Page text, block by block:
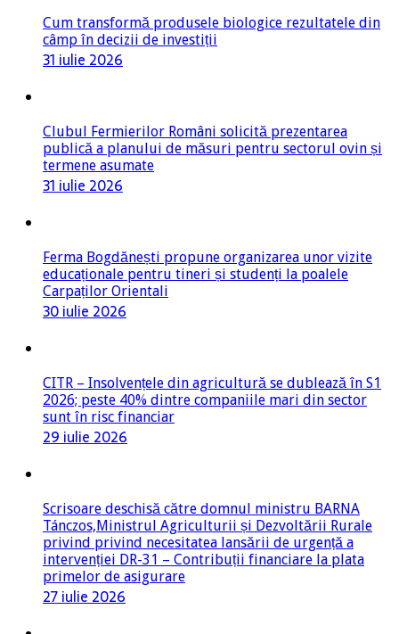
Cum transformă produsele biologice rezultatele din
câmp în decizii de investiții
31 iulie 2026
Clubul Fermierilor Români solicită prezentarea
publică a planului de măsuri pentru sectorul ovin și
termene asumate
31 iulie 2026
Ferma Bogdănești propune organizarea unor vizite
educaționale pentru tineri și studenți la poalele
Carpaților Orientali
30 iulie 2026
CITR – Insolvențele din agricultură se dublează în S1
2026; peste 40% dintre companiile mari din sector
sunt în risc financiar
29 iulie 2026
Scrisoare deschisă către domnul ministru BARNA
Tánczos,Ministrul Agriculturii și Dezvoltării Rurale
privind privind necesitatea lansării de urgență a
intervenției DR-31 – Contribuții financiare la plata
primelor de asigurare
27 iulie 2026